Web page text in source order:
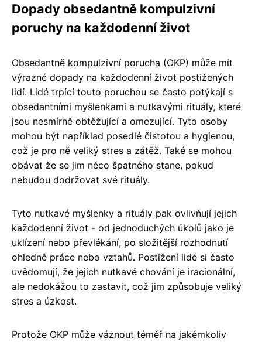
Dopady obsedantně kompulzivní
poruchy na každodenní život
Obsedantně kompulzivní porucha (OKP) může mít
výrazné dopady na každodenní život postižených
lidí. Lidé trpící touto poruchou se často potýkají s
obsedantními myšlenkami a nutkavými rituály, které
jsou nesmírně obtěžující a omezující. Tyto osoby
mohou být například posedlé čistotou a hygienou,
což je pro ně veliký stres a zátěž. Také se mohou
obávat že se jim něco špatného stane, pokud
nebudou dodržovat své rituály.
Tyto nutkavé myšlenky a rituály pak ovlivňují jejich
každodenní život - od jednoduchých úkolů jako je
uklízení nebo převlékání, po složitější rozhodnutí
ohledně práce nebo vztahů. Postižení lidé si často
uvědomují, že jejich nutkavé chování je iracionální,
ale nedokážou to zastavit, což jim způsobuje veliký
stres a úzkost.
Protože OKP může váznout téměř na jakémkoliv